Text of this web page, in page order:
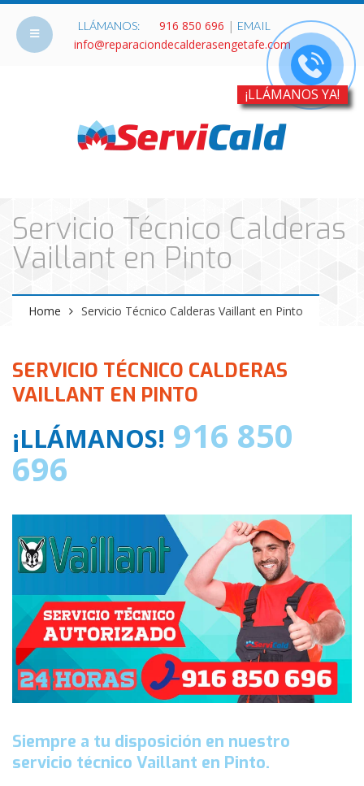
LLÁMANOS: 916 850 696 | EMAIL
info@reparaciondecalderasengetafe.com
Servicio Técnico Calderas
Vaillant en Pinto
Home Servicio Técnico Calderas Vaillant en Pinto
SERVICIO TÉCNICO CALDERAS
VAILLANT EN PINTO
¡LLÁMANOS! 916 850
696
Siempre a tu disposición en nuestro
servicio técnico Vaillant en Pinto.
¡LLÁMANOS YA!